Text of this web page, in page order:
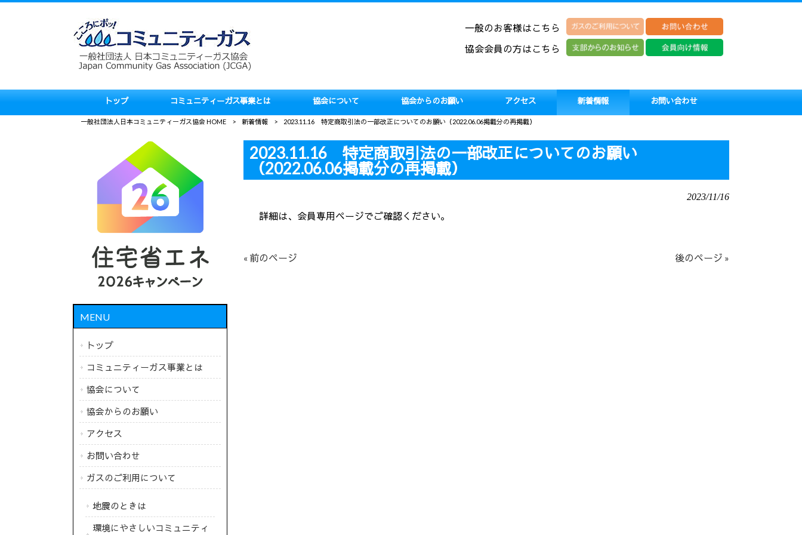
一般のお客様はこちら
協会会員の方はこちら
トップ コミュニティーガス事業とは 協会について 協会からのお願い アクセス 新着情報 お問い合わせ
一般社団法人日本コミュニティーガス協会 HOME > 新着情報 > 2023.11.16 特定商取引法の一部改正についてのお願い（2022.06.06掲載分の再掲載）
2023.11.16 特定商取引法の一部改正についてのお願い
（2022.06.06掲載分の再掲載）
2023/11/16
詳細は、会員専用ページでご確認ください。
« 前のページ 後のページ »
MENU
トップ
コミュニティーガス事業とは
協会について
協会からのお願い
アクセス
お問い合わせ
ガスのご利用について
地震のときは
環境にやさしいコミュニティ